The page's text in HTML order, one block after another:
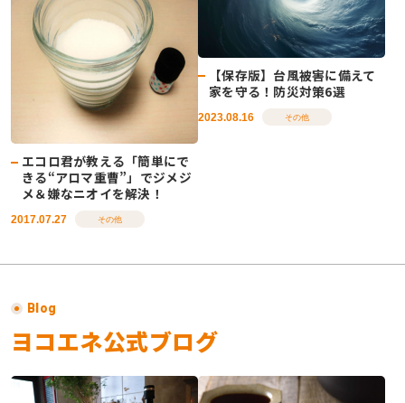
エコロ君が教える「簡単にで
きる“アロマ重曹”」でジメジ
メ＆嫌なニオイを解決！
2017.07.27 その他
【保存版】台風被害に備えて
家を守る！防災対策6選
2023.08.16 その他
Blog
ヨコエネ公式ブログ